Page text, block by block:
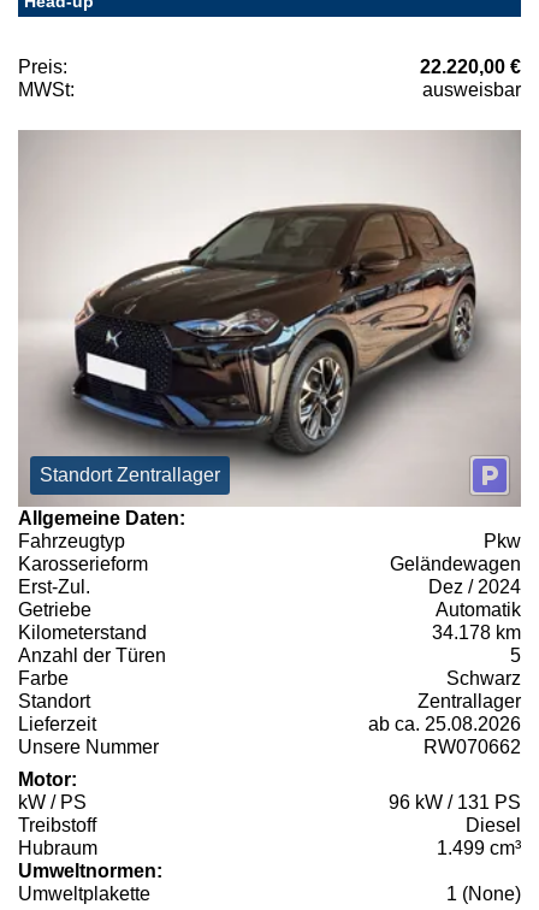
Preis:
22.220,00 €
MWSt:
ausweisbar
Standort Zentrallager
Allgemeine Daten:
Fahrzeugtyp
Pkw
Karosserieform
Geländewagen
Erst-Zul.
Dez / 2024
Getriebe
Automatik
Kilometerstand
34.178 km
Anzahl der Türen
5
Farbe
Schwarz
Standort
Zentrallager
Lieferzeit
ab ca. 25.08.2026
Unsere Nummer
RW070662
Motor:
kW / PS
96 kW / 131 PS
Treibstoff
Diesel
Hubraum
1.499 cm³
Umweltnormen:
Umweltplakette
1 (None)